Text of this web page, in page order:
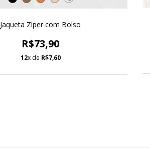
Jaqueta Ziper com Bolso
R$73,90
12x de R$7,60